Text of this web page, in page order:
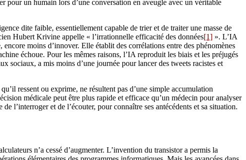
pour un humain lors d’une conversation en aveugle avec un véritable
dite faible, essentiellement capable de trier et de traiter une masse de
Hubert Krivine appelle « l’irrationnelle efficacité des données[1] ». L’IA
moins d’innover. Elle établit des corrélations entre des phénomènes
échoue. Pour les mêmes raisons, l’IA reproduit les biais et les préjugés
sociaux, a mis moins d’une journée pour lancer des tweets racistes et
ressent ou exprime, ne résultent pas d’une simple accumulation
médicale peut être plus rapide et efficace qu’un médecin pour analyser
l’interroger et de l’écouter, pour connaître ses antécédents et sa situation.
n’a cessé d’augmenter. L’invention du transistor a permis la